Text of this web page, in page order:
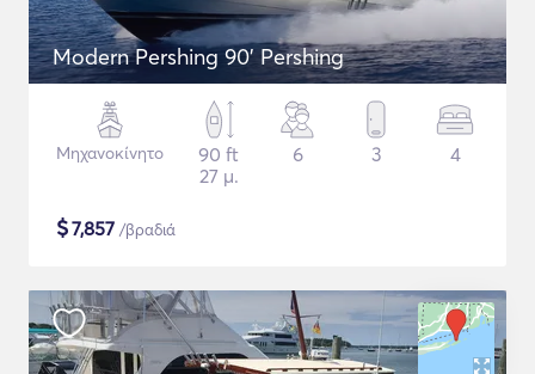
Modern Pershing 90' Pershing
Μηχανοκίνητο
90 ft
27 μ.
6 3 4
$7,857 /βραδιά